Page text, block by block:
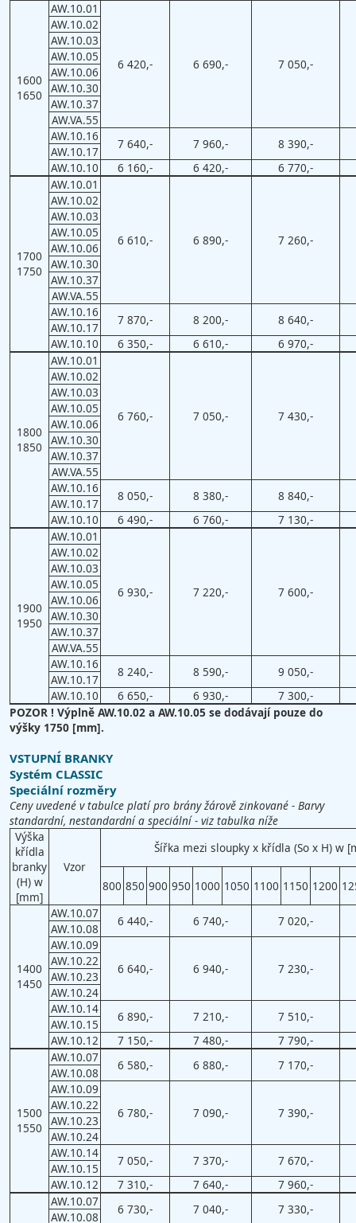
1600
1650
AW.10.01
6 420,- 6 690,- 7 050,-
AW.10.02
AW.10.03
AW.10.05
AW.10.06
AW.10.30
AW.10.37
AW.VA.55
AW.10.16
7 640,- 7 960,- 8 390,-
AW.10.17
AW.10.10
6 160,- 6 420,- 6 770,-
1700
1750
AW.10.01
6 610,- 6 890,- 7 260,-
AW.10.02
AW.10.03
AW.10.05
AW.10.06
AW.10.30
AW.10.37
AW.VA.55
AW.10.16
7 870,- 8 200,- 8 640,-
AW.10.17
AW.10.10
6 350,- 6 610,- 6 970,-
1800
1850
AW.10.01
6 760,- 7 050,- 7 430,-
AW.10.02
AW.10.03
AW.10.05
AW.10.06
AW.10.30
AW.10.37
AW.VA.55
AW.10.16
8 050,- 8 380,- 8 840,-
AW.10.17
AW.10.10
6 490,- 6 760,- 7 130,-
1900
1950
AW.10.01
6 930,- 7 220,- 7 600,-
AW.10.02
AW.10.03
AW.10.05
AW.10.06
AW.10.30
AW.10.37
AW.VA.55
AW.10.16
8 240,- 8 590,- 9 050,-
AW.10.17
AW.10.10
6 650,- 6 930,-
7 300,-
POZOR ! Výplně AW.10.02 a AW.10.05 se dodávají pouze do
výšky 1750 [mm].
VSTUPNÍ BRANKY
Systém CLASSIC
Speciální rozměry
Ceny uvedené v tabulce platí pro brány žárově zinkované - Barvy
standardní, nestandardní a speciální - viz tabulka níže
Výška
křídla
branky
(H) w
[mm]
Vzor
Šířka mezi sloupky x křídla (So x H) w
800 850 900 950 1000 1050 1100 1150 1200
1400
1450
AW.10.07
6 440,- 6 740,- 7 020,-
AW.10.08
AW.10.09
6 640,-
6 940,- 7 230,-
AW.10.22
AW.10.23
AW.10.24
AW.10.14
6 890,- 7 210,- 7 510,-
AW.10.15
AW.10.12
7 150,- 7 480,- 7 790,-
1500
1550
AW.10.07
6 580,- 6 880,- 7 170,-
AW.10.08
AW.10.09
6 780,-
7 090,- 7 390,-
AW.10.22
AW.10.23
AW.10.24
AW.10.14
7 050,- 7 370,- 7 670,-
AW.10.15
AW.10.12
7 310,- 7 640,-
7 960,-
AW.10.07
6 730,- 7 040,- 7 330,-
AW.10.08